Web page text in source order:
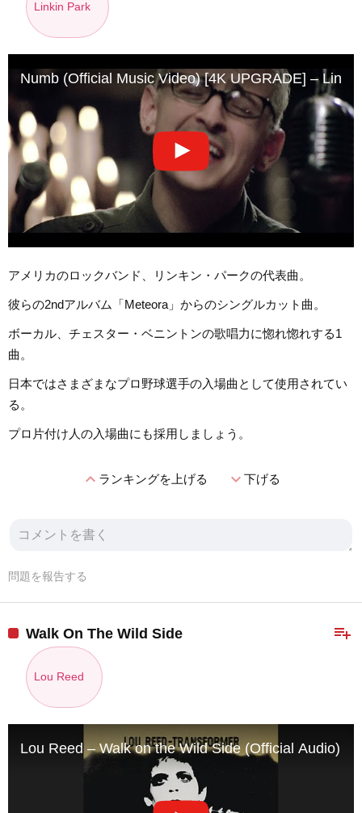
Linkin Park
Numb (Official Music Video) [4K UPGRADE] –
アメリカのロックバンド、リンキン・パークの代表曲。
彼らの2ndアルバム「Meteora」からのシングルカット曲。
ボーカル、チェスター・ベニントンの歌唱力に惚れ惚れする1
曲。
日本ではさまざまなプロ野球選手の入場曲として使用されてい
る。
プロ片付け人の入場曲にも採用しましょう。
expand_lessランキングを上げる expand_more下げる
問題を報告する
playlist_add
Walk On The Wild Side
Lou Reed
Lou Reed – Walk on the Wild Side (Official Audio)